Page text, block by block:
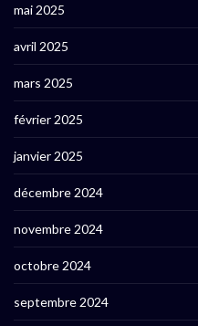
mai 2025
avril 2025
mars 2025
février 2025
janvier 2025
décembre 2024
novembre 2024
octobre 2024
septembre 2024